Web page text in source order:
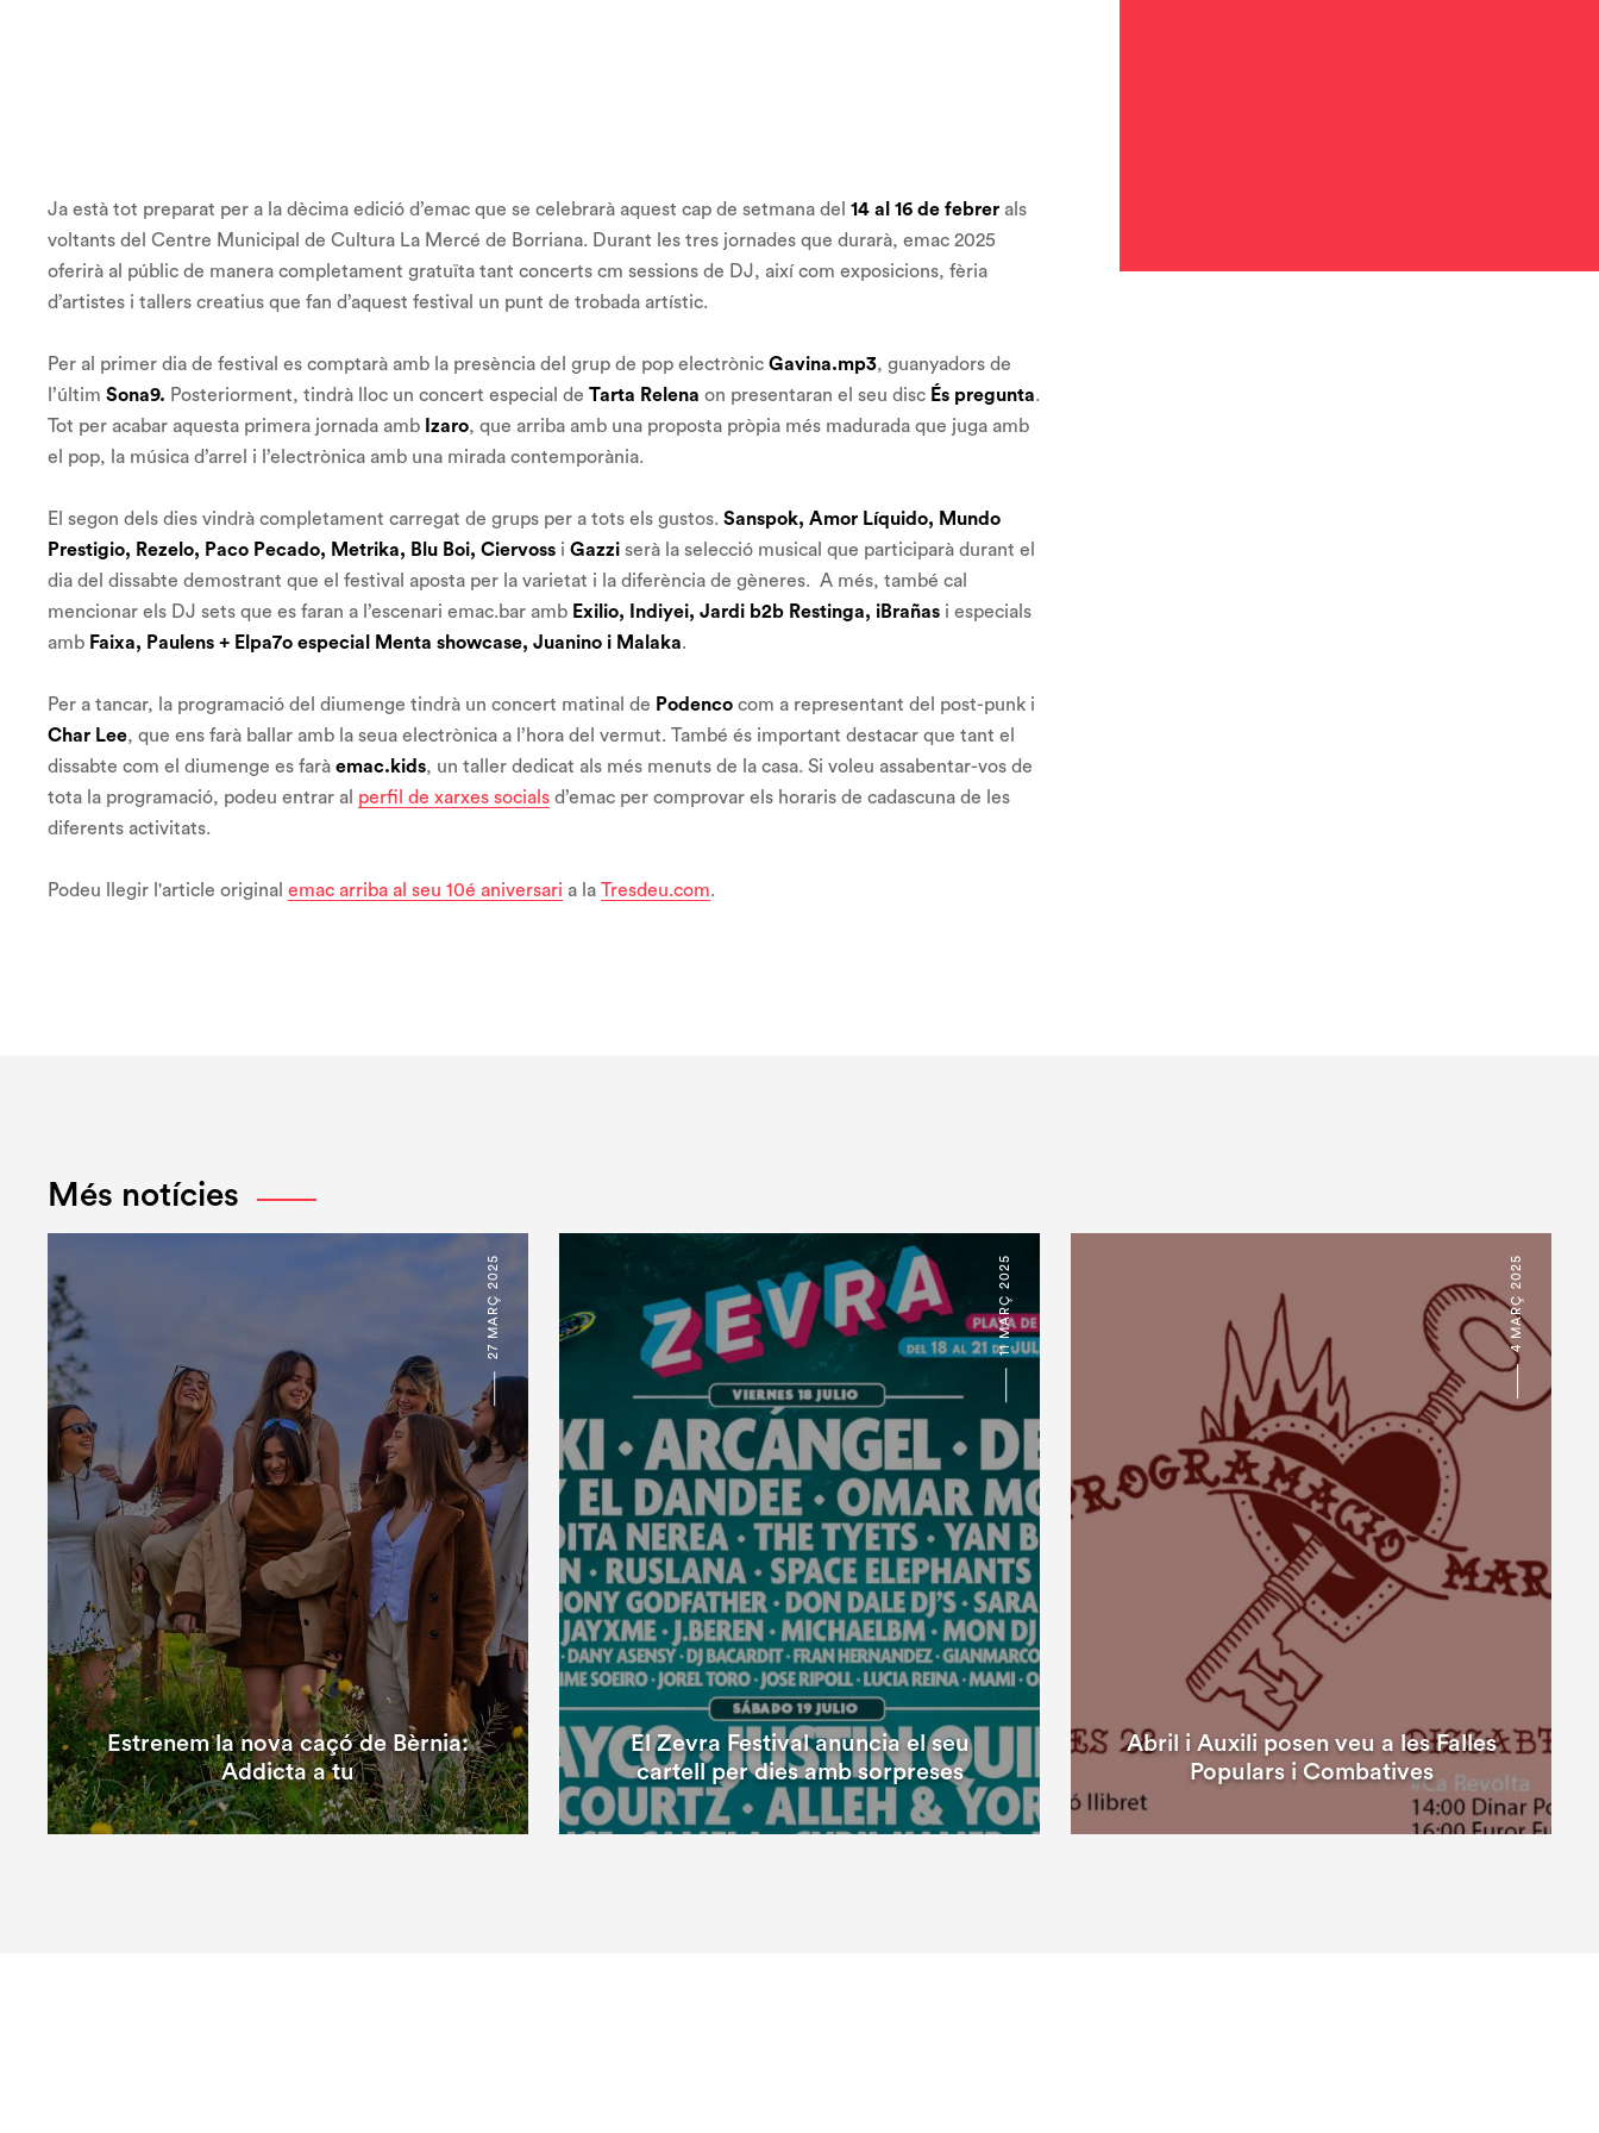
Ja està tot preparat per a la dècima edició d’emac que se celebrarà aquest cap de setmana del 14 al 16 de febrer als
voltants del Centre Municipal de Cultura La Mercé de Borriana. Durant les tres jornades que durarà, emac 2025
oferirà al públic de manera completament gratuïta tant concerts cm sessions de DJ, així com exposicions, fèria
d’artistes i tallers creatius que fan d’aquest festival un punt de trobada artístic.
Per al primer dia de festival es comptarà amb la presència del grup de pop electrònic Gavina.mp3, guanyadors de
l’últim Sona9. Posteriorment, tindrà lloc un concert especial de Tarta Relena on presentaran el seu disc És pregunta.
Tot per acabar aquesta primera jornada amb Izaro, que arriba amb una proposta pròpia més madurada que juga amb
el pop, la música d’arrel i l’electrònica amb una mirada contemporània.
El segon dels dies vindrà completament carregat de grups per a tots els gustos. Sanspok, Amor Líquido, Mundo
Prestigio, Rezelo, Paco Pecado, Metrika, Blu Boi, Ciervoss i Gazzi serà la selecció musical que participarà durant el
dia del dissabte demostrant que el festival aposta per la varietat i la diferència de gèneres. A més, també cal
mencionar els DJ sets que es faran a l’escenari emac.bar amb Exilio, Indiyei, Jardi b2b Restinga, iBrañas i especials
amb Faixa, Paulens + Elpa7o especial Menta showcase, Juanino i Malaka.
Per a tancar, la programació del diumenge tindrà un concert matinal de Podenco com a representant del post-punk i
Char Lee, que ens farà ballar amb la seua electrònica a l’hora del vermut. També és important destacar que tant el
dissabte com el diumenge es farà emac.kids, un taller dedicat als més menuts de la casa. Si voleu assabentar-vos de
tota la programació, podeu entrar al perfil de xarxes socials d’emac per comprovar els horaris de cadascuna de les
diferents activitats.
Podeu llegir l'article original emac arriba al seu 10é aniversari a la Tresdeu.com.
Més notícies
Estrenem la nova caçó de Bèrnia:
Addicta a tu
27 MARÇ 2025
El Zevra Festival anuncia el seu
cartell per dies amb sorpreses
11 MARÇ 2025
Abril i Auxili posen veu a les Falles
Populars i Combatives
4 MARÇ 2025